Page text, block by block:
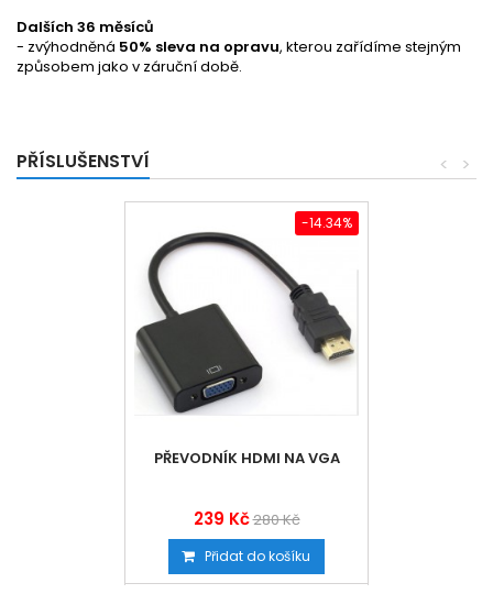
Dalších 36 měsíců
- zvýhodněná 50% sleva na opravu, kterou zařídíme stejným
způsobem jako v záruční době.
PŘÍSLUŠENSTVÍ >
<
PŘEVODNÍK HDMI NA VGA
239 Kč280 Kč
-14.34%
Přidat do košíku